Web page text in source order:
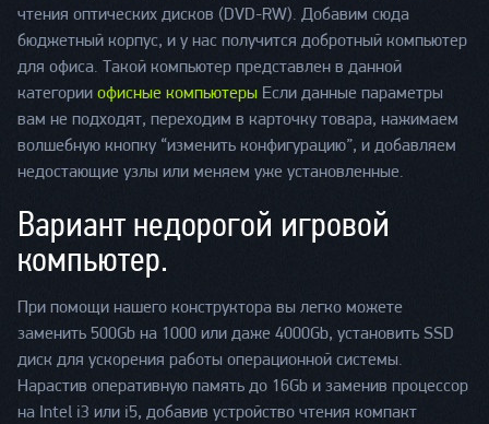
чтения оптических дисков (DVD-RW). Добавим сюда
бюджетный корпус, и у нас получится добротный компьютер
для офиса. Такой компьютер представлен в данной
категории офисные компьютеры Если данные параметры
вам не подходят, переходим в карточку товара, нажимаем
волшебную кнопку “изменить конфигурацию”, и добавляем
недостающие узлы или меняем уже установленные.
Вариант недорогой игровой
компьютер.
При помощи нашего конструктора вы легко можете
заменить 500Gb на 1000 или даже 4000Gb, установить SSD
диск для ускорения работы операционной системы.
Нарастив оперативную память до 16Gb и заменив процессор
на Intel i3 или i5, добавив устройство чтения компакт